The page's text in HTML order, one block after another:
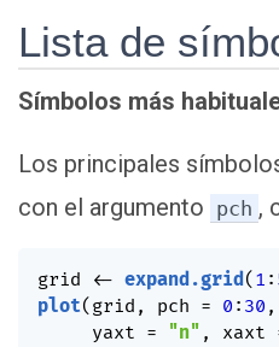
Lista de
Símbolos más
Los principales
con el argumento pch ,
grid <- expand.grid( 1 :
plot( grid , pch = 0 : 30 ,
     yaxt
= "n" , xaxt